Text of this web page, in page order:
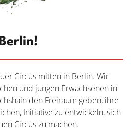
Circus mitten in Berlin. Wir
und jungen Erwachsenen in
den Freiraum geben, ihre
Initiative zu entwickeln, sich
Circus zu machen.